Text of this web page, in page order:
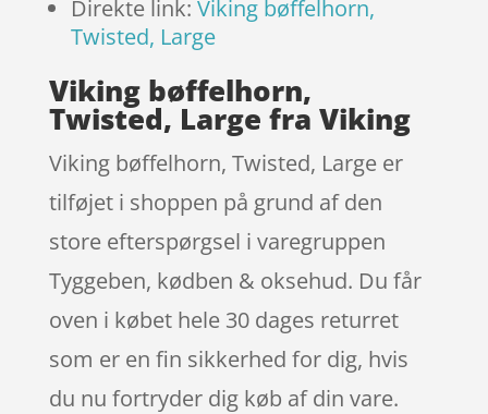
Direkte link: Viking bøffelhorn,
Twisted, Large
Viking bøffelhorn,
Twisted, Large fra Viking
Viking bøffelhorn, Twisted, Large er
tilføjet i shoppen på grund af den
store efterspørgsel i varegruppen
Tyggeben, kødben & oksehud. Du får
oven i købet hele 30 dages returret
som er en fin sikkerhed for dig, hvis
du nu fortryder dig køb af din vare.